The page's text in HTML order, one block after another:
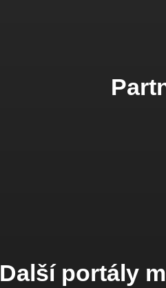
Další portály